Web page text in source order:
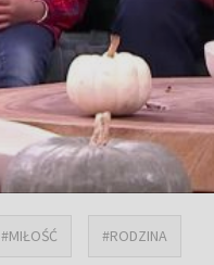
#MIŁOŚĆ #RODZINA